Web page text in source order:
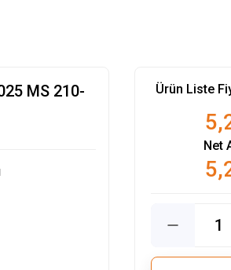
MS 210-
Ürün Liste
Net